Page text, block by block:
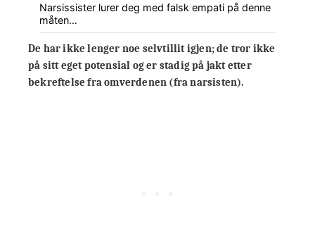
Narsissister lurer deg med falsk empati på denne
måten…
De har ikke lenger noe selvtillit igjen; de tror ikke
på sitt eget potensial og er stadig på jakt etter
bekreftelse fra omverdenen (fra narsisten).